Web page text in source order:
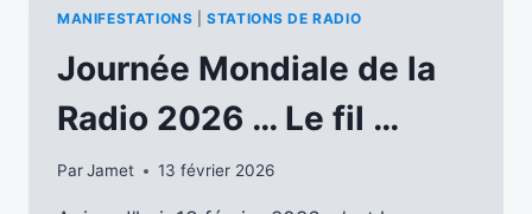
MANIFESTATIONS |STATIONS DE RADIO
Journée Mondiale de la
Radio 2026 … Le fil …
ParJamet 13 février 2026